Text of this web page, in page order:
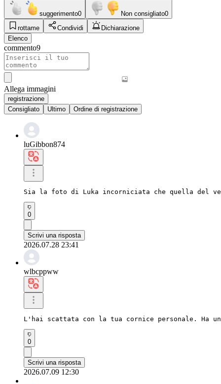
suggerimento0 Non consigliato0
rottame
Condividi
Dichiarazione
Elenco
commento9
Allega immagini
registrazione
Consigliato
Ultimo Ordine di registrazione
luGibbon874
Sia la foto di Luka incorniciata che quella del
0
Scrivi una risposta
2026.07.28 23:41
wlbcppww
L'hai scattata con la tua cornice personale. Ha
0
Scrivi una risposta
2026.07.09 12:30